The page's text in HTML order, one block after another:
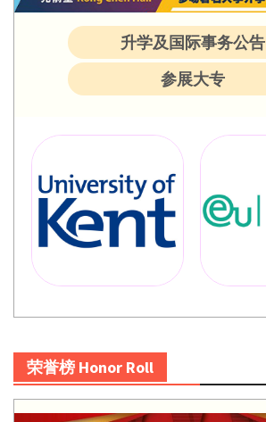
升学及国际事务公告
参展大专
荣誉榜 Honor Roll